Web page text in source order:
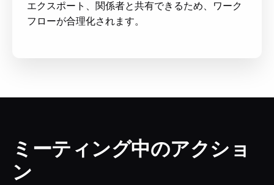
エクスポート、関係者と共有できるため、ワーク
フローが合理化されます。
ミーティング中のアクショ
ン